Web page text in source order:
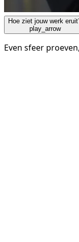
Hoe ziet jouw werk
play_arrow
Even sfeer